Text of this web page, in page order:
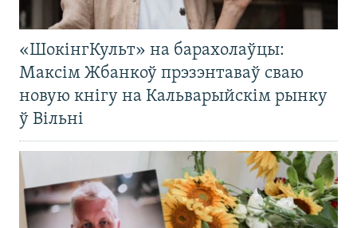
«ШокінгКульт» на барахолаўцы:
Максім Жбанкоў прэзэнтаваў сваю
новую кнігу на Кальварыйскім рынку
ў Вільні